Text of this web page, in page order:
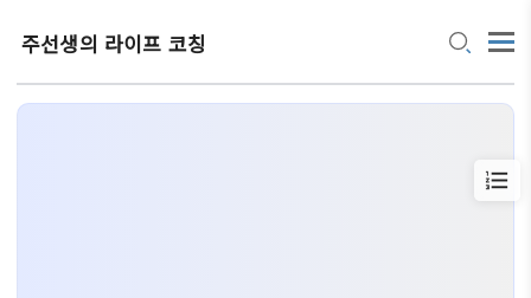
주선생의 라이프 코칭